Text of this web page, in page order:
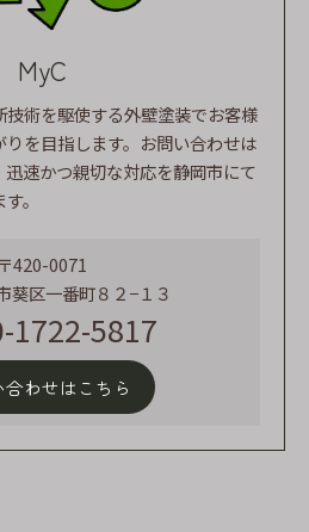
MyC
術を駆使する外壁塗装でお客様
を目指します。お問い合わせは
速かつ親切な対応を静岡市にて
。
〒420-0071
葵区一番町８２−１３
1722-5817
合わせはこちら